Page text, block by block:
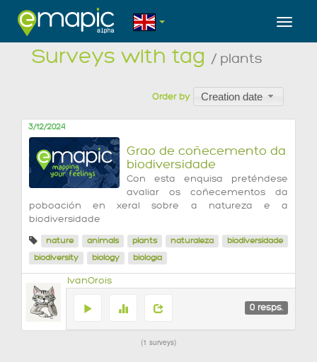
Surveys with tag / plants
Order by Creation date
3/12/2024
Grao de coñecemento da
biodiversidade
Con esta enquisa preténdese
avaliar os coñecementos da
poboación en xeral sobre a natureza e a
biodiversidade
nature animals plants naturaleza
biodiversidade
biodiversity
biology biología
IvanOrois
0 resps.
1 surveys